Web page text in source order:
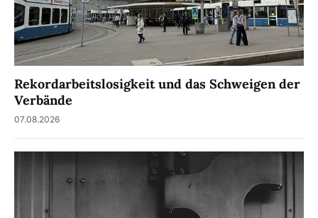
Rekordarbeitslosigkeit und das Schweigen der
Verbände
07.08.2026